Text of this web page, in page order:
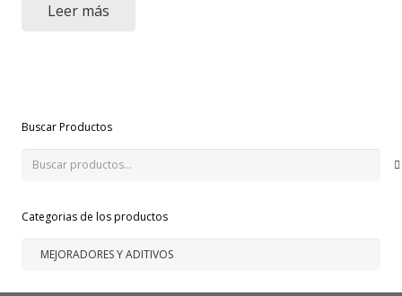
Leer más
Buscar Productos
Categorias de los productos